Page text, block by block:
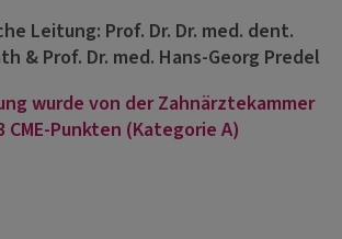
Leitung: Prof. Dr. Dr. med. dent.
& Prof. Dr. med. Hans-Georg Predel
wurde von der Zahnärztekammer
Punkten (Kategorie A)